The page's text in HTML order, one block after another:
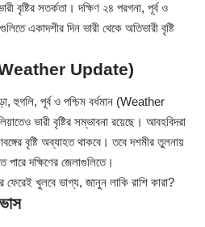
বৃষ্টির সতর্কতা। দক্ষিণ ২৪ পরগনা, পূর্ব ও
একাদশীর দিন ভারী থেকে অতিভারী বৃষ্টি
(Weather Update)
হুগলি, পূর্ব ও পশ্চিম বর্ধমান (Weather
ভারী বৃষ্টির সম্ভাবনা রয়েছে। আবহবিদরা
বৃষ্টি অব্যাহত থাকবে। তবে দশমীর তুলনায়
পারে দক্ষিণের জেলাগুলিতে।
খুলবে ভাগ্য, জানুন লাকি রাশি কারা?